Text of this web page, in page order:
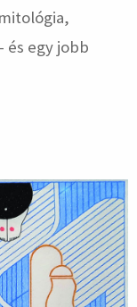
és egy jobb